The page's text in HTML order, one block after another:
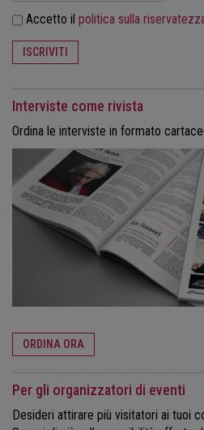
Accetto il politica sulla
ISCRIVITI
Interviste come rivista
Ordina le interviste in formato
ORDINA ORA
Per gli organizzatori di eventi
Desideri attirare più visitatori ai tuoi